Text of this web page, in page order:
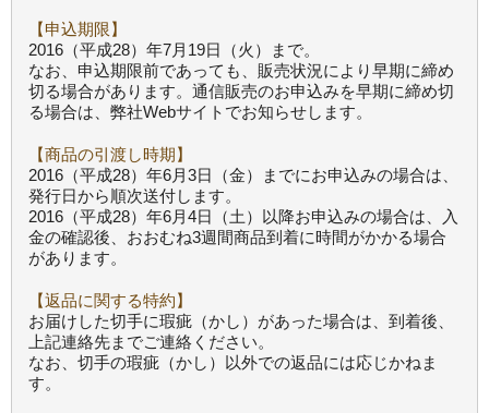
【申込期限】
2016（平成28）年7月19日（火）まで。
なお、申込期限前であっても、販売状況により早期に締め
切る場合があります。通信販売のお申込みを早期に締め切
る場合は、弊社Webサイトでお知らせします。
【商品の引渡し時期】
2016（平成28）年6月3日（金）までにお申込みの場合は、
発行日から順次送付します。
2016（平成28）年6月4日（土）以降お申込みの場合は、入
金の確認後、おおむね3週間商品到着に時間がかかる場合
があります。
【返品に関する特約】
お届けした切手に瑕疵（かし）があった場合は、到着後、
上記連絡先までご連絡ください。
なお、切手の瑕疵（かし）以外での返品には応じかねま
す。